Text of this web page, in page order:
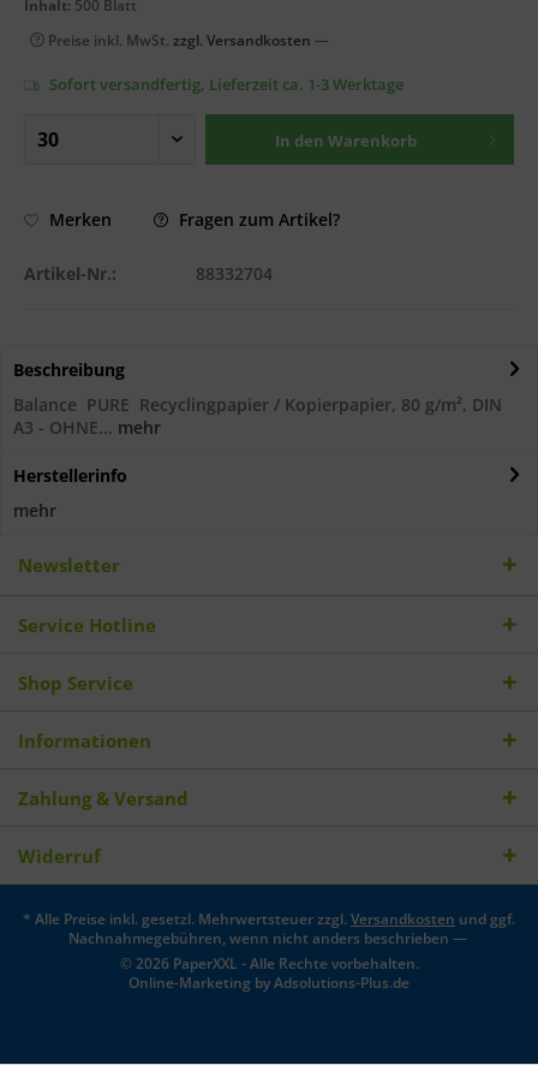
Inhalt: 500 Blatt
Preise inkl. MwSt. zzgl. Versandkosten —
Sofort versandfertig, Lieferzeit ca. 1-3 Werktage
In den Warenkorb
Merken Fragen zum Artikel?
Artikel-Nr.: 88332704
Beschreibung
Balance PURE Recyclingpapier / Kopierpapier, 80 g/m², DIN
A3 - OHNE... mehr
Herstellerinfo
mehr
Newsletter
Service Hotline
Shop Service
Informationen
Zahlung & Versand
Widerruf
* Alle Preise inkl. gesetzl. Mehrwertsteuer zzgl.Versandkosten und ggf.
Nachnahmegebühren, wenn nicht anders beschrieben —
© 2026 PaperXXL - Alle Rechte vorbehalten.
Online-Marketing byAdsolutions-Plus.de